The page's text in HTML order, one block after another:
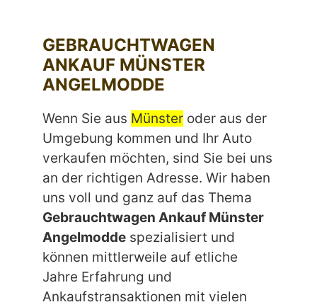
GEBRAUCHTWAGEN
ANKAUF MÜNSTER
ANGELMODDE
Wenn Sie aus Münster oder aus der
Umgebung kommen und Ihr Auto
verkaufen möchten, sind Sie bei uns
an der richtigen Adresse. Wir haben
uns voll und ganz auf das Thema
Gebrauchtwagen Ankauf Münster
Angelmodde spezialisiert und
können mittlerweile auf etliche
Jahre Erfahrung und
Ankaufstransaktionen mit vielen